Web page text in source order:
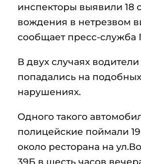
инспекторы выявили 18
вождения в нетрезвом
сообщает пресс-служба
В двух случаях
попадались на подобных
нарушениях.
Одного такого
полицейские поймали
около ресторана на
39Б в шесть часов